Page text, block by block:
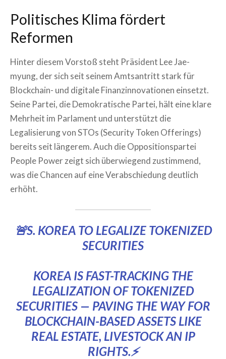
Politisches Klima fördert
Reformen
Hinter diesem Vorstoß steht Präsident Lee Jae-
myung, der sich seit seinem Amtsantritt stark für
Blockchain- und digitale Finanzinnovationen einsetzt.
Seine Partei, die Demokratische Partei, hält eine klare
Mehrheit im Parlament und unterstützt die
Legalisierung von STOs (Security Token Offerings)
bereits seit längerem. Auch die Oppositionspartei
People Power zeigt sich überwiegend zustimmend,
was die Chancen auf eine Verabschiedung deutlich
erhöht.
🚨S. KOREA TO LEGALIZE TOKENIZED
SECURITIES
KOREA IS FAST-TRACKING THE
LEGALIZATION OF TOKENIZED
SECURITIES — PAVING THE WAY FOR
BLOCKCHAIN-BASED ASSETS LIKE
REAL ESTATE, LIVESTOCK AN IP
RIGHTS.⚡️